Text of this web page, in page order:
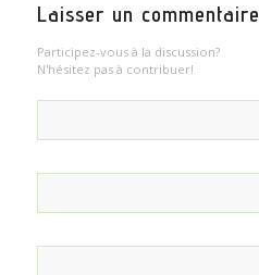
Laisser un commentaire
Participez-vous à la discussion?
N'hésitez pas à contribuer!